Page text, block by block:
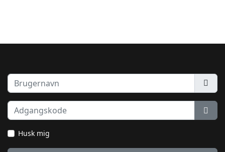
Brugernavn
Adgangskode
Vis
Husk mig